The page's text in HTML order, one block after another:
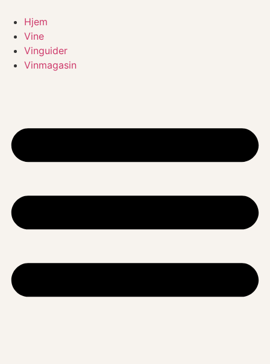
indhold
Hjem
Vine
Vinguider
Vinmagasin